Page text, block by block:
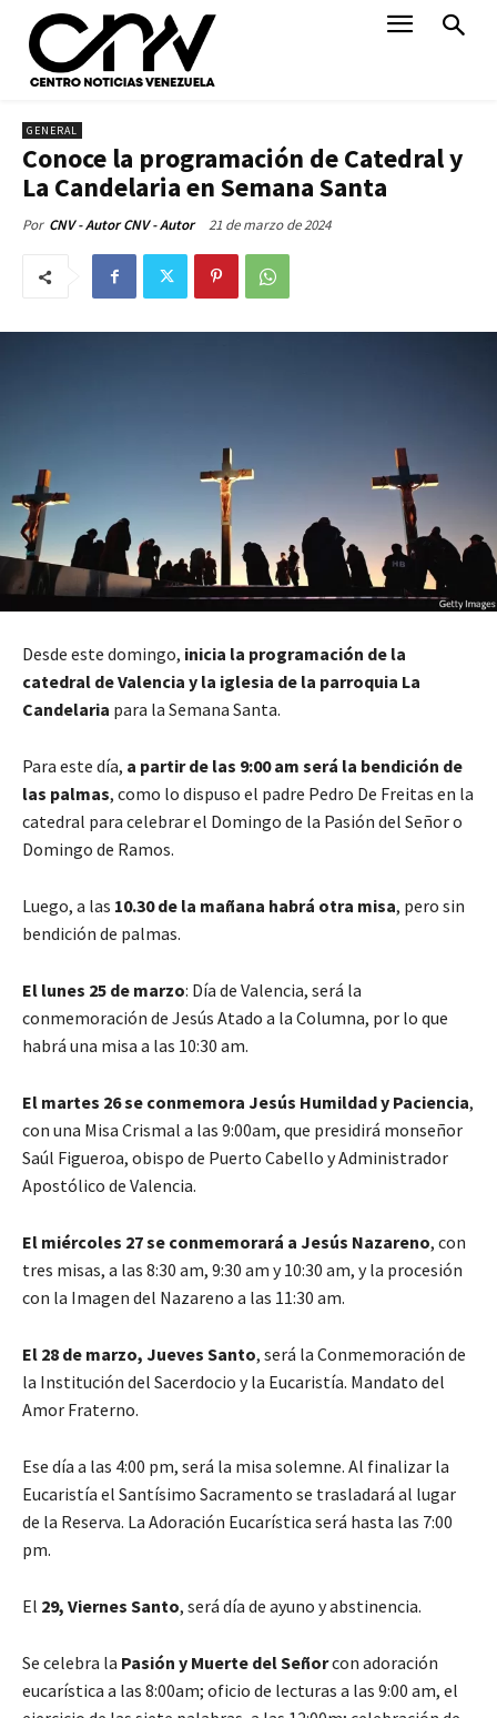
GENERAL
Conoce la programación de Catedral y
La Candelaria en Semana Santa
Por CNV - Autor CNV - Autor 21 de marzo de 2024
Desde este domingo, inicia la programación de la
catedral de Valencia y la iglesia de la parroquia La
Candelaria para la Semana Santa.
Para este día, a partir de las 9:00 am será la bendición de
las palmas, como lo dispuso el padre Pedro De Freitas en la
catedral para celebrar el Domingo de la Pasión del Señor o
Domingo de Ramos.
Luego, a las 10.30 de la mañana habrá otra misa, pero sin
bendición de palmas.
El lunes 25 de marzo: Día de Valencia, será la
conmemoración de Jesús Atado a la Columna, por lo que
habrá una misa a las 10:30 am.
El martes 26 se conmemora Jesús Humildad y Paciencia,
con una Misa Crismal a las 9:00am, que presidirá monseñor
Saúl Figueroa, obispo de Puerto Cabello y Administrador
Apostólico de Valencia.
El miércoles 27 se conmemorará a Jesús Nazareno, con
tres misas, a las 8:30 am, 9:30 am y 10:30 am, y la procesión
con la Imagen del Nazareno a las 11:30 am.
El 28 de marzo, Jueves Santo, será la Conmemoración de
la Institución del Sacerdocio y la Eucaristía. Mandato del
Amor Fraterno.
Ese día a las 4:00 pm, será la misa solemne. Al finalizar la
Eucaristía el Santísimo Sacramento se trasladará al lugar
de la Reserva. La Adoración Eucarística será hasta las 7:00
pm.
El 29, Viernes Santo, será día de ayuno y abstinencia.
Se celebra la Pasión y Muerte del Señorcon adoración
eucarística a las 8:00am; oficio de lecturas a las 9:00 am, el